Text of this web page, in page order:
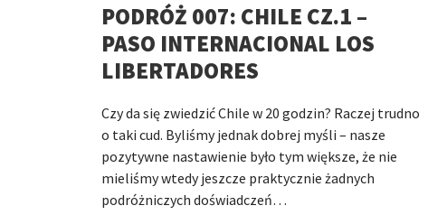
PODRÓŻ 007: CHILE CZ.1 –
PASO INTERNACIONAL LOS
LIBERTADORES
Czy da się zwiedzić Chile w 20 godzin? Raczej trudno
o taki cud. Byliśmy jednak dobrej myśli – nasze
pozytywne nastawienie było tym większe, że nie
mieliśmy wtedy jeszcze praktycznie żadnych
podróżniczych doświadczeń…